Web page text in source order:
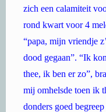
zich een calamiteit
rond kwart voor 4
“papa, mijn vriendje
dood gegaan”. “Ik
thee, ik ben er zo”,
mij omhelsde toen ik
donders goed